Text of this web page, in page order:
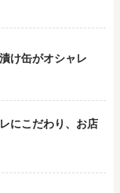
け缶がオシャレ
にこだわり、お店